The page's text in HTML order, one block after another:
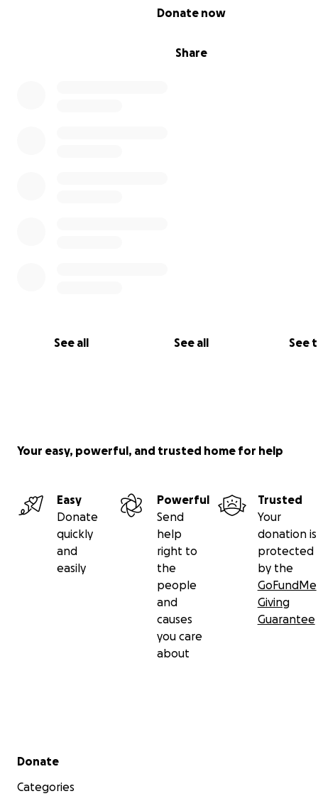
Share
Donate now
See all See all See
Your easy, powerful, and trusted home for help
Easy
Donate
quickly
and
easily
Powerful
Send
help
right to
the
people
and
causes
you care
about
Trusted
Your
donation is
protected
by the
GoFundMe
Giving
Guarantee
Secondary menu
Donate
Categories